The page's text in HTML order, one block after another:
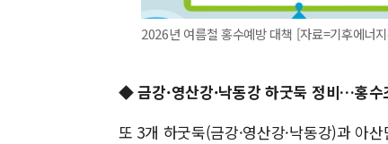
2026년 여름철 홍수예방 대책 [자료=기후에
◆ 금강·영산강·낙동강 하굿둑 정비…홍수
또 3개 하굿둑(금강·영산강·낙동강)과 아